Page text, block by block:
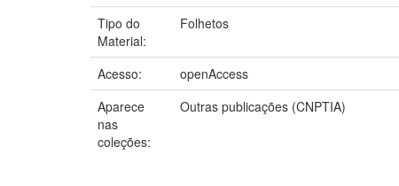
Tipo do
Material:
Folhetos
Acesso:
openAccess
Aparece
nas
coleções:
Outras publicações (CNPTIA)